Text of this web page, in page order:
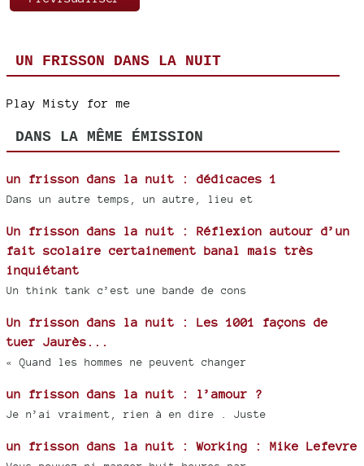
UN FRISSON DANS LA NUIT
Play Misty for me
DANS LA MÊME ÉMISSION
un frisson dans la nuit : dédicaces 1
Dans un autre temps, un autre, lieu et
Un frisson dans la nuit : Réflexion autour d’un
fait scolaire certainement banal mais très
inquiétant
Un think tank c’est une bande de cons
Un frisson dans la nuit : Les 1001 façons de
tuer Jaurès...
« Quand les hommes ne peuvent changer
un frisson dans la nuit : l’amour ?
Je n’ai vraiment, rien à en dire . Juste
un frisson dans la nuit : Working : Mike Lefevre